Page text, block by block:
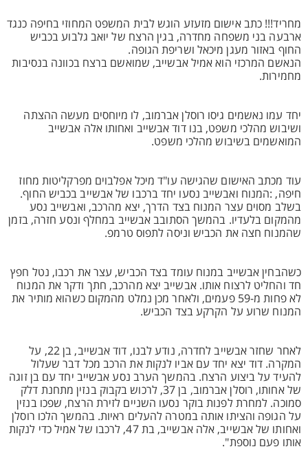
מחריד!!! כתב אישום מזעזע הוגש לבית המשפט המחוזי בחיפה כנגד
ארבעה בני משפחה מחדרה, בגין הרצח של יואב גלבוע בכביש
החוף באזור מעגן מיכאל ושריפת הגופה.
הנאשם המרכזי הוא אמיל אבשייב, שמואשם ברצח בכוונה בנסיבות
מחמירות.
יחד עמו נאשמים גיסו רוסלן אברמוב, לו מיוחסים מעשה ההצתה
ושיבוש מהלכי משפט, בנו דוד אבשייב ואחותו אלה אבשייב
המואשמים בשיבוש מהלכי משפט.
עוד מכתב האישום שהגישה עו"ד מיכל אפלבוים מפרקליטות מחוז
חיפה, :המנוח ואבשייב נסעו יחד ברכבו של אבשייב בכביש החוף.
בשלב מסוים עצר המנוח בצד הדרך, יצא מהרכב, ואבשייב נסע
מהמקום בלעדיו. בהמשך הסתובב אבשייב במחלף ונסע חזרה, בזמן
שהמנוח חצה את הכביש וניסה לתפוס טרמפ.
כשהבחין אבשייב במנוח עומד בצד הכביש, עצר את רכבו, נטל חפץ
חד והחליט לרצוח אותו. אבשייב יצא מהרכב, חתך ודקר את המנוח
לא פחות מ-59 פעמים, ולאחר מכן נמלט מהמקום כשהוא מותיר את
המנוח שרוע על הקרקע בצד הכביש.
לאחר שחזר אבשייב לחדרה, נודע לבנו, דוד אבשייב, בן 22, על
המקרה. דוד יצא יחד עם אביו לנקות את הרכב מכל דבר שעלול
להעיד על ביצוע הרצח. בהמשך הערב נסע אבשייב יחד עם בן זוגה
של אחותו, רוסלן אברמוב, בן 37, לרכוש בקבוק בנזין מתחנת דלק
סמוכה. למחרת לפנות בוקר נסעו השניים לזירת הרצח, שפכו בנזין
על הגופה והציתו אותה במטרה להעלים ראיות. בהמשך הלכו רוסלן
ואחותו של אבשייב, אלה אבשייב, בת 47, לרכבו של אמיל כדי לנקות
אותו פעם נוספת".